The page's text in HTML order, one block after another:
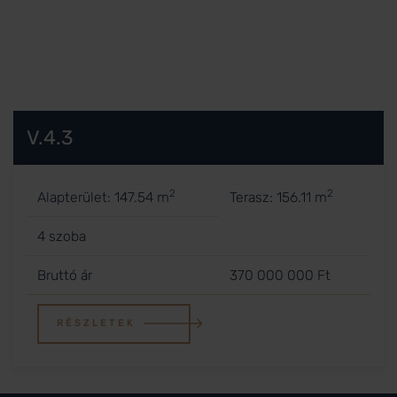
V.4.3
Alapterület: 147.54 m2 Terasz: 156.11 m2
4 szoba
Bruttó ár 370 000 000 Ft
RÉSZLETEK